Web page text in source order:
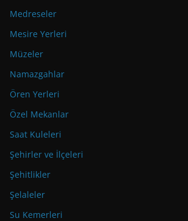
Medreseler
Mesire Yerleri
Müzeler
Namazgahlar
Ören Yerleri
Özel Mekanlar
Saat Kuleleri
Şehirler ve İlçeleri
Şehitlikler
Şelaleler
Su Kemerleri